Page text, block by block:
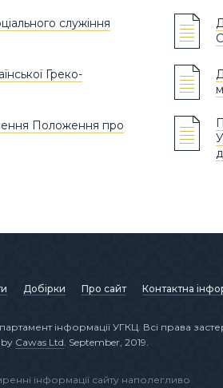
служіння
Греко-
Положення про
Добірки Про сайт Контактна
інформації УГКЦ. Всі права
by Cawas Ltd. September, 2019.
інформації сайту наполегливо